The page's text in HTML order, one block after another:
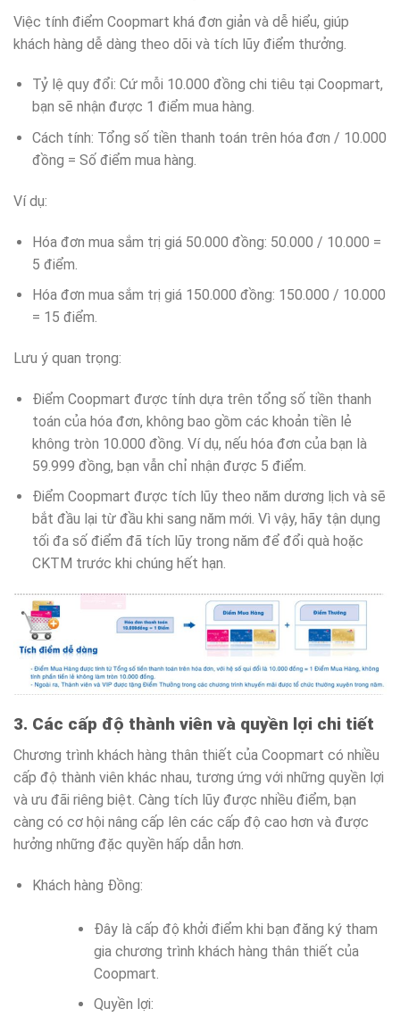
Việc tính điểm Coopmart khá đơn giản và dễ hiểu, giúp
khách hàng dễ dàng theo dõi và tích lũy điểm thưởng.
Tỷ lệ quy đổi: Cứ mỗi 10.000 đồng chi tiêu tại Coopmart,
bạn sẽ nhận được 1 điểm mua hàng.
Cách tính: Tổng số tiền thanh toán trên hóa đơn / 10.000
đồng = Số điểm mua hàng.
Ví dụ:
Hóa đơn mua sắm trị giá 50.000 đồng: 50.000 / 10.000 =
5 điểm.
Hóa đơn mua sắm trị giá 150.000 đồng: 150.000 / 10.000
= 15 điểm.
Lưu ý quan trọng:
Điểm Coopmart được tính dựa trên tổng số tiền thanh
toán của hóa đơn, không bao gồm các khoản tiền lẻ
không tròn 10.000 đồng. Ví dụ, nếu hóa đơn của bạn là
59.999 đồng, bạn vẫn chỉ nhận được 5 điểm.
Điểm Coopmart được tích lũy theo năm dương lịch và sẽ
bắt đầu lại từ đầu khi sang năm mới. Vì vậy, hãy tận dụng
tối đa số điểm đã tích lũy trong năm để đổi quà hoặc
CKTM trước khi chúng hết hạn.
3. Các cấp độ thành viên và quyền lợi chi tiết
Chương trình khách hàng thân thiết của Coopmart có nhiều
cấp độ thành viên khác nhau, tương ứng với những quyền lợi
và ưu đãi riêng biệt. Càng tích lũy được nhiều điểm, bạn
càng có cơ hội nâng cấp lên các cấp độ cao hơn và được
hưởng những đặc quyền hấp dẫn hơn.
Khách hàng Đồng:
Đây là cấp độ khởi điểm khi bạn đăng ký tham
gia chương trình khách hàng thân thiết của
Coopmart.
Quyền lợi: